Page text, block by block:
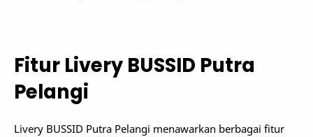
Fitur Livery BUSSID Putra
Pelangi
Livery BUSSID Putra Pelangi menawarkan berbagai fitur